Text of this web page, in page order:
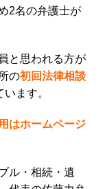
2名の弁護士が
と思われる方が
の初回法律相談
ます。
はホームページ
ル・相続・遺